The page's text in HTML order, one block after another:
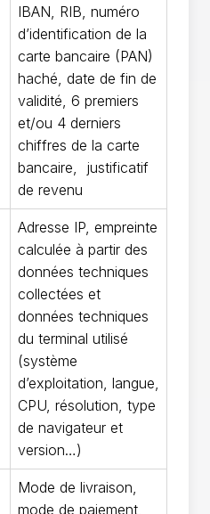
IBAN, RIB, numéro
d’identification de la
carte bancaire (PAN)
haché, date de fin de
validité, 6 premiers
et/ou 4 derniers
chiffres de la carte
bancaire, justificatif
de revenu
Adresse IP, empreinte
calculée à partir des
données techniques
collectées et
données techniques
du terminal utilisé
(système
d’exploitation, langue,
CPU, résolution, type
de navigateur et
version…)
Mode de livraison,
mode de paiement,